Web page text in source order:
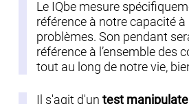
Le IQbe mesure
référence à notre capacité
problèmes. Son pendant
référence à l’ensemble des
tout au long de notre vie,
Il s'agit d'un test